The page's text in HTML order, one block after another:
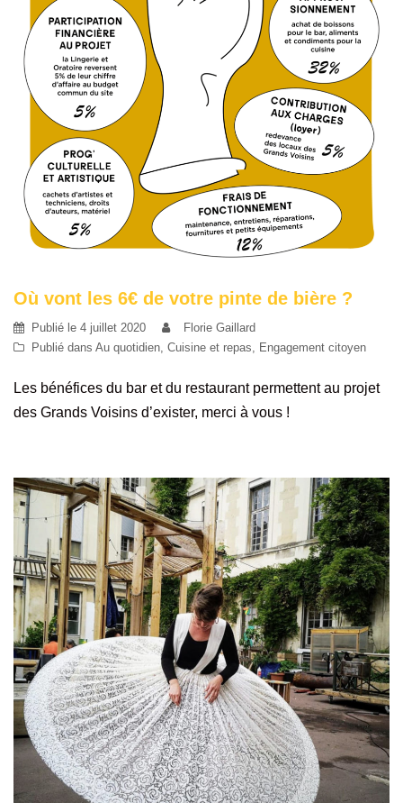
Où vont les 6€ de votre pinte de bière ?
Publié le 4 juillet 2020
Florie Gaillard
Publié dans Au quotidien Cuisine et repas Engagement citoyen
Les bénéfices du bar et du restaurant permettent au projet
des Grands Voisins d’exister, merci à vous !